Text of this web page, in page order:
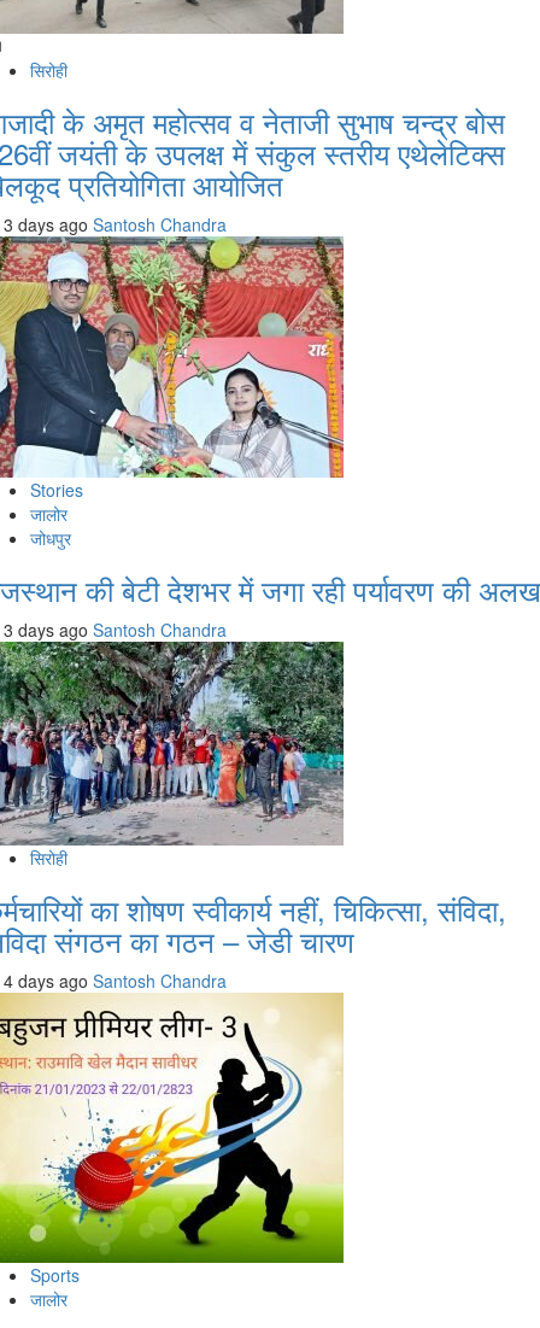
सिरोही
के अमृत महोत्सव व नेताजी सुभाष चन्द्र बोस
जयंती के उपलक्ष में संकुल स्तरीय एथेलेटिक्स
प्रतियोगिता आयोजित
3 days ago Santosh Chandra
Stories
जालोर
जोधपुर
की बेटी देशभर में जगा रही पर्यावरण की अलख
3 days ago Santosh Chandra
सिरोही
का शोषण स्वीकार्य नहीं, चिकित्सा, संविदा,
संगठन का गठन – जेडी चारण
4 days ago Santosh Chandra
Sports
जालोर